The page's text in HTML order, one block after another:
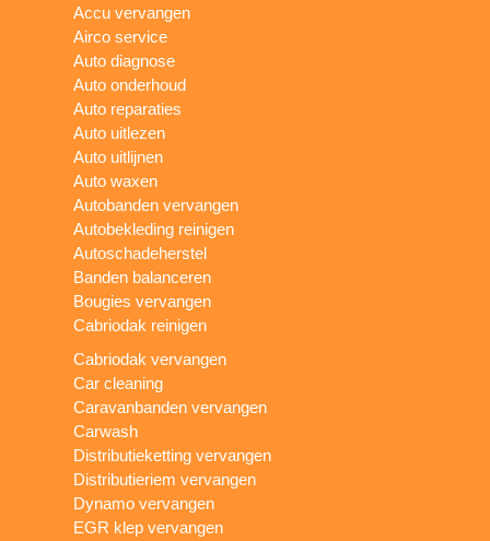
Accu vervangen
Airco service
Auto diagnose
Auto onderhoud
Auto reparaties
Auto uitlezen
Auto uitlijnen
Auto waxen
Autobanden vervangen
Autobekleding reinigen
Autoschadeherstel
Banden balanceren
Bougies vervangen
Cabriodak reinigen
Cabriodak vervangen
Car cleaning
Caravanbanden vervangen
Carwash
Distributieketting vervangen
Distributieriem vervangen
Dynamo vervangen
EGR klep vervangen